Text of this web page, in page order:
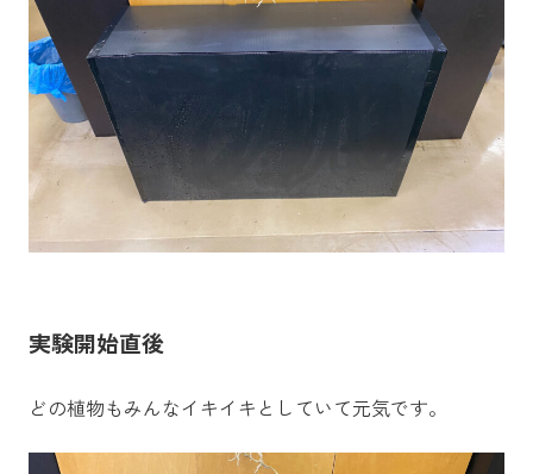
実験開始直後
どの植物もみんなイキイキとしていて元気です。